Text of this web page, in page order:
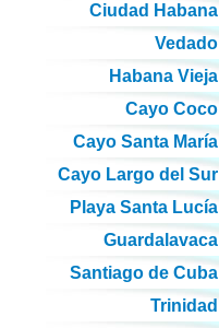
Ciudad Habana
Vedado
Habana Vieja
Cayo Coco
Cayo Santa María
Cayo Largo del Sur
Playa Santa Lucía
Guardalavaca
Santiago de Cuba
Trinidad